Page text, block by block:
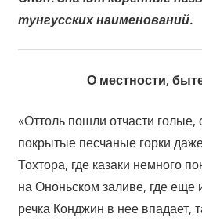
тунгусских наименований.
О местности,
«Оттоль пошли отчасти голые,
покрытые песчаные горки
Тохтора, где казаки немного
на Ононьском заливе, где еще
речка Конджин в нее впадает,